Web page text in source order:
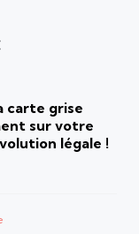
carte grise
sur votre
légale !